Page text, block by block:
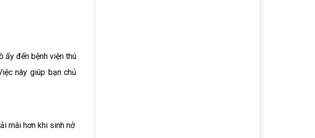
ấy đến bệnh viện thú
này giúp bạn chủ
mái hơn khi sinh nở